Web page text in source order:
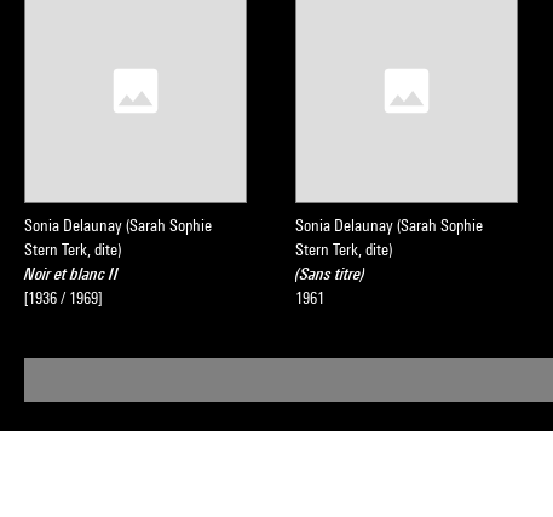
Sonia Delaunay (Sarah Sophie
Stern Terk, dite)
Noir et blanc II
[1936 / 1969]
Sonia Delaunay (Sarah Sophie
Stern Terk, dite)
(Sans titre)
1961